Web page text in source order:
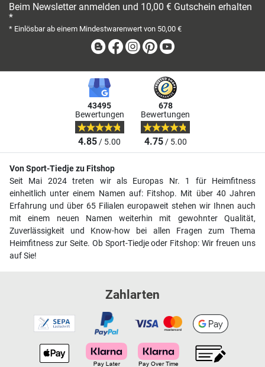
Beim Newsletter anmelden und 10,00 € Gutschein erhalten
*
* Einlösbar ab einem Mindestwarenwert von 50,00 €
BlogFacebook
Instagram
Pinterest
43495
Bewertungen
4.85/ 5.00
678
Bewertungen
4.75/ 5.00
Von Sport-Tiedje zu Fitshop
Seit Mai 2024 treten wir als Europas Nr. 1 für Heimfitness
einheitlich unter einem Namen auf: Fitshop. Mit über 40 Jahren
Erfahrung und über 65 Filialen europaweit stehen wir Ihnen auch
mit einem neuen Namen weiterhin mit gewohnter Qualität,
Zuverlässigkeit und Know-how bei allen Fragen zum Thema
Heimfitness zur Seite. Ob Sport-Tiedje oder Fitshop: Wir freuen uns
auf Sie!
Zahlarten